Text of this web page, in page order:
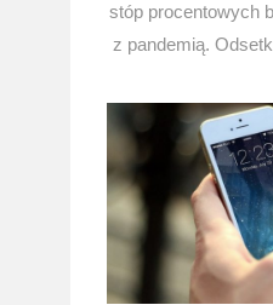
stóp procentowych
z pandemią.